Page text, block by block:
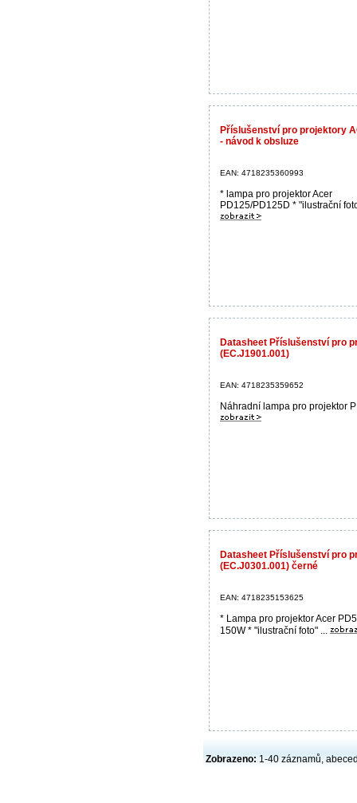
Příslušenství pro projektory
- návod k obsluze
EAN: 4718235360993
* lampa pro projektor Acer
PD125/PD125D * "ilustrační
Datasheet Příslušenství pro
(EC.J1901.001)
EAN: 4718235359652
Náhradní lampa pro projektor
Datasheet Příslušenství pro
(EC.J0301.001) černé
EAN: 4718235153625
* Lampa pro projektor Acer
150W * "ilustrační foto" ...
Zobrazeno: 1-40 záznamů,